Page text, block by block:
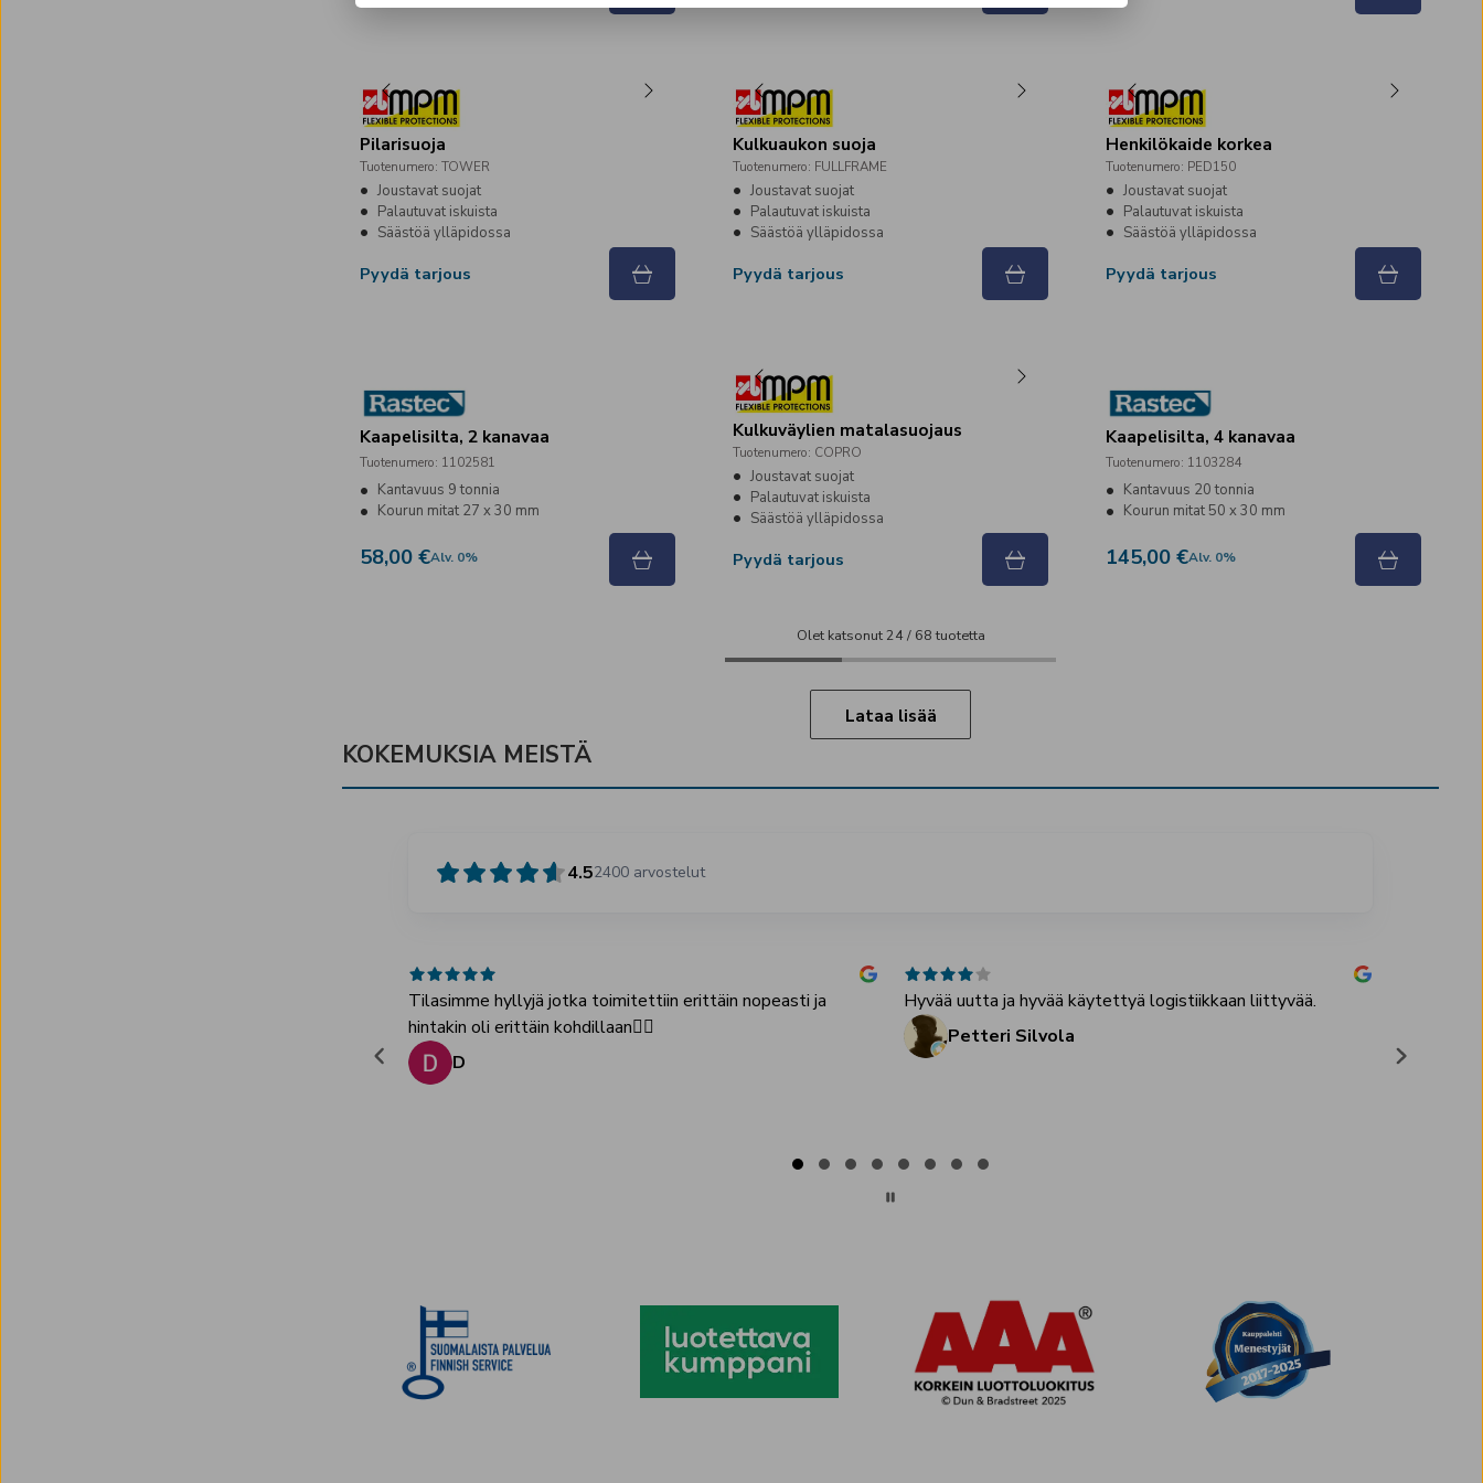
Pilarisuoja
Tuotenumero:TOWER
Joustavat suojat
Palautuvat iskuista
Säästöä ylläpidossa
Pyydä tarjous
Kulkuaukon suoja
Tuotenumero: FULLFRAME
Joustavat suojat
Palautuvat iskuista
Säästöä ylläpidossa
Pyydä tarjous
Henkilökaide korkea
Tuotenumero: PED150
Joustavat suojat
Palautuvat iskuista
Säästöä ylläpidossa
Pyydä tarjous
Kaapelisilta, 2 kanavaa
Tuotenumero: 1102581
Kantavuus 9 tonnia
Kourun mitat 27 x 30 mm
58,00 €Alv. 0%
Kulkuväylien matalasuojaus
Tuotenumero: COPRO
Joustavat suojat
Palautuvat iskuista
Säästöä ylläpidossa
Pyydä tarjous
Kaapelisilta, 4 kanavaa
Tuotenumero: 1103284
Kantavuus 20 tonnia
Kourun mitat 50 x 30 mm
145,00 €Alv. 0%
Olet katsonut 24/ 68 tuotetta
Lataa lisää
KOKEMUKSIA MEISTÄ
4.52400 arvostelut
Tilasimme hyllyjä jotka toimitettiin erittäin nopeasti ja
hintakin oli erittäin kohdillaan👌🏻
D
Hyvää uutta ja hyvää käytettyä logistiikkaan liittyvää.
Petteri Silvola